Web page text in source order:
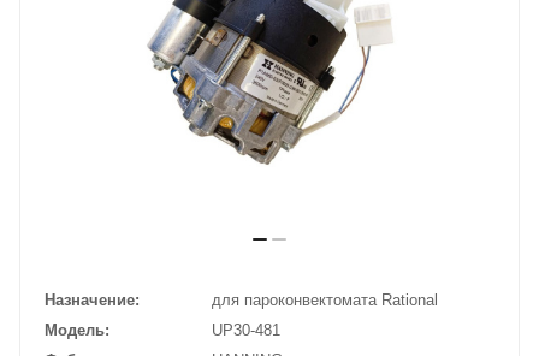
Назначение
для пароконвектомата Rational
Модель
UP30-481